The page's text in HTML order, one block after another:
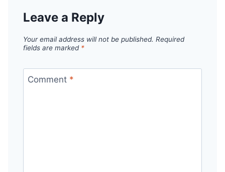
Leave a Reply
Your email address will not be published. Required
fields are marked *
Comment *